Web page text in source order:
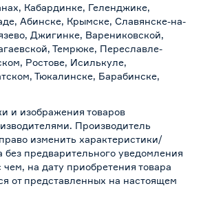
Кабардинке, Геленджике,
Абинске, Крымске, Славянске-на-
Джигинке, Варениковской,
Темрюке, Переславле-
Ростове, Исилькуле,
Тюкалинске, Барабинске,
и изображения товаров
Производитель
изменить характеристики/
без предварительного уведомления
на дату приобретения товара
от представленных на настоящем